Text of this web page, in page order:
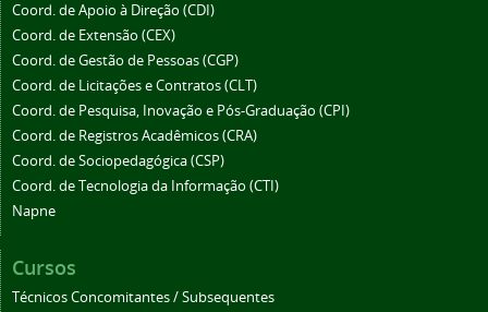
Coord. de Apoio à Direção (CDI)
Coord. de Extensão (CEX)
Coord. de Gestão de Pessoas (CGP)
Coord. de Licitações e Contratos (CLT)
Coord. de Pesquisa, Inovação e Pós-Graduação (CPI)
Coord. de Registros Acadêmicos (CRA)
Coord. de Sociopedagógica (CSP)
Coord. de Tecnologia da Informação (CTI)
Napne
Cursos
Técnicos Concomitantes / Subsequentes